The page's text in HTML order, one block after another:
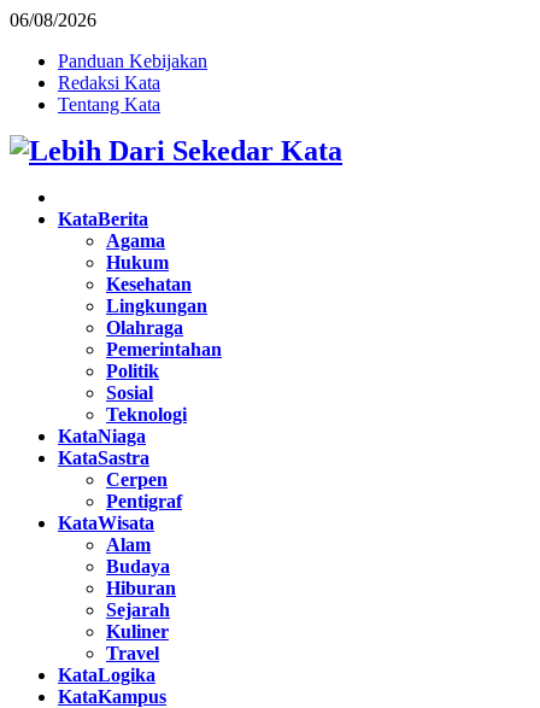
06/08/2026
Panduan Kebijakan
Redaksi Kata
Tentang Kata
Facebook
Twitter
Instagram
Pinterest
Youtube
KataBerita
Agama
Hukum
Kesehatan
Lingkungan
Olahraga
Pemerintahan
Politik
Sosial
Teknologi
KataNiaga
KataSastra
Cerpen
Pentigraf
KataWisata
Alam
Budaya
Hiburan
Sejarah
Kuliner
Travel
KataLogika
KataKampus